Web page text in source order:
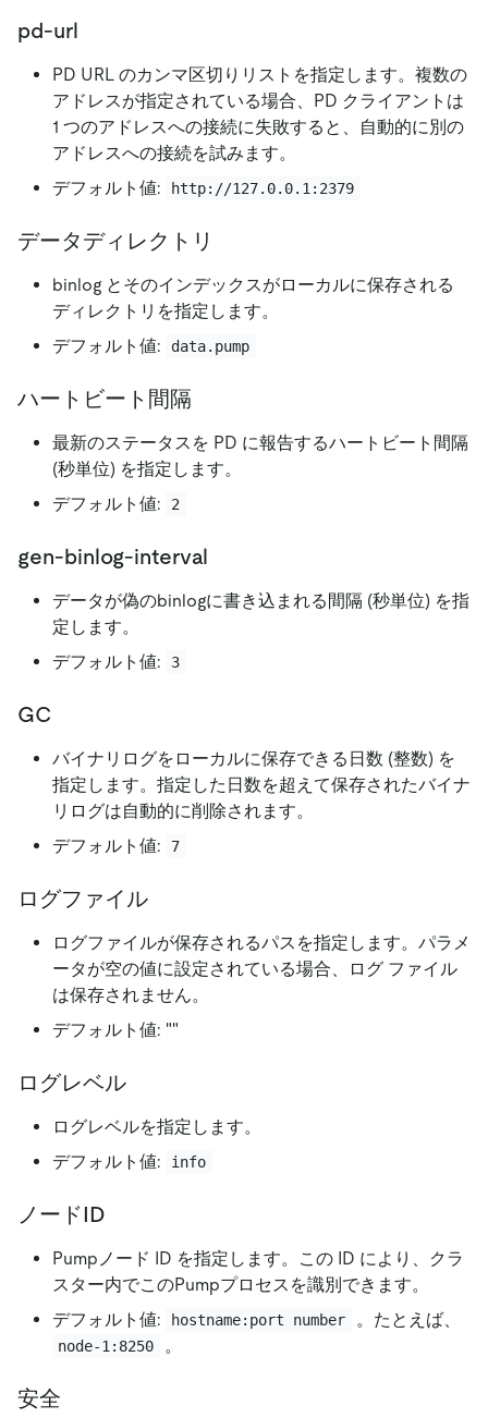
pd-url
PD URL のカンマ区切りリストを指定します。複数の
アドレスが指定されている場合、PD クライアントは
1 つのアドレスへの接続に失敗すると、自動的に別の
アドレスへの接続を試みます。
デフォルト値:
http://127.0.0.1:2379
データディレクトリ
binlog とそのインデックスがローカルに保存される
ディレクトリを指定します。
デフォルト値:
data.pump
ハートビート間隔
最新のステータスを PD に報告するハートビート間隔
(秒単位) を指定します。
デフォルト値:
2
gen-binlog-interval
データが偽のbinlogに書き込まれる間隔 (秒単位) を指
定します。
デフォルト値:
3
GC
バイナリログをローカルに保存できる日数 (整数) を
指定します。指定した日数を超えて保存されたバイナ
リログは自動的に削除されます。
デフォルト値:
7
ログファイル
ログファイルが保存されるパスを指定します。パラメ
ータが空の値に設定されている場合、ログ ファイル
は保存されません。
デフォルト値: ""
ログレベル
ログレベルを指定します。
デフォルト値:
info
ノードID
Pumpノード ID を指定します。この ID により、クラ
スター内でこのPumpプロセスを識別できます。
デフォルト値:
hostname:port number 。たとえば、
node-1:8250 。
安全